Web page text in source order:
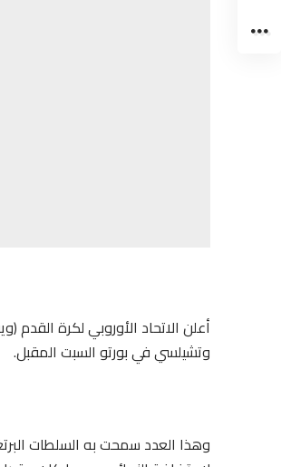
وتشيلسي في بورتو السبت المقبل.
وهذا العدد سمحت به السلطات